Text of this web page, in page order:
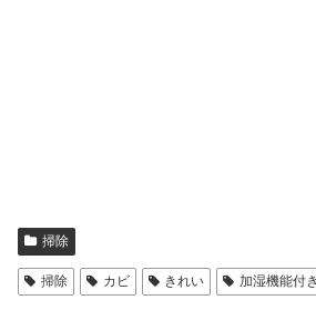
掃除
掃除 カビ きれい 加湿機能付